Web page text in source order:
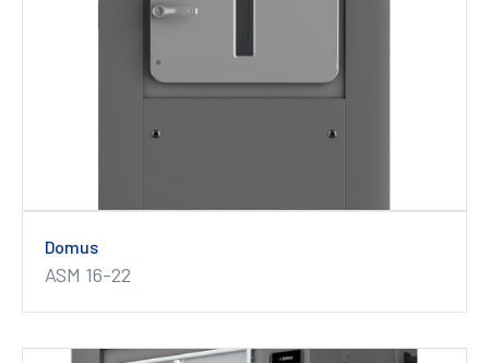
Domus
ASM 16-22